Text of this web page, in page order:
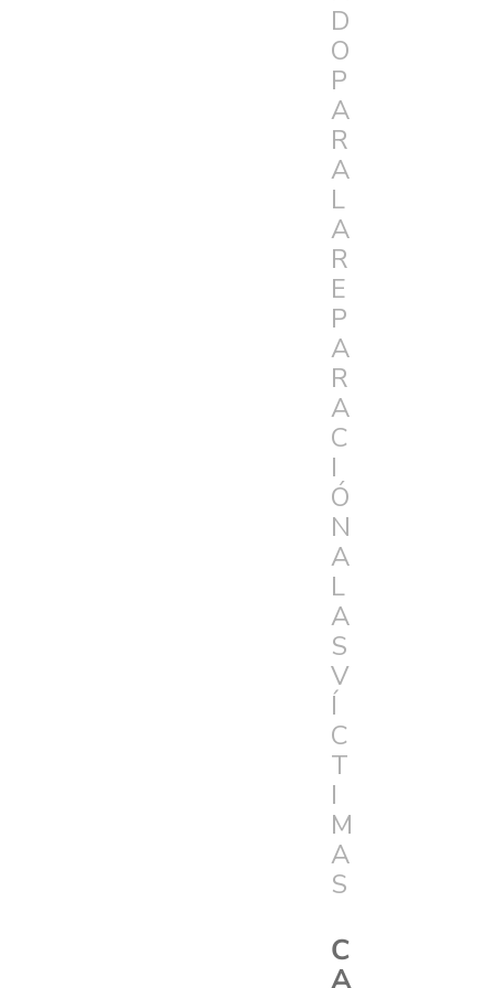
D
O
P
A
R
A
L
A
R
E
P
A
R
A
C
I
Ó
N
A
L
A
S
V
Í
C
T
I
M
A
S
C
A